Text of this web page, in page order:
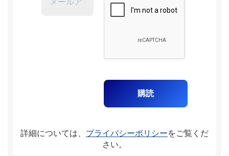
詳細については、 プライバシーポリシーをご覧くだ
さい。